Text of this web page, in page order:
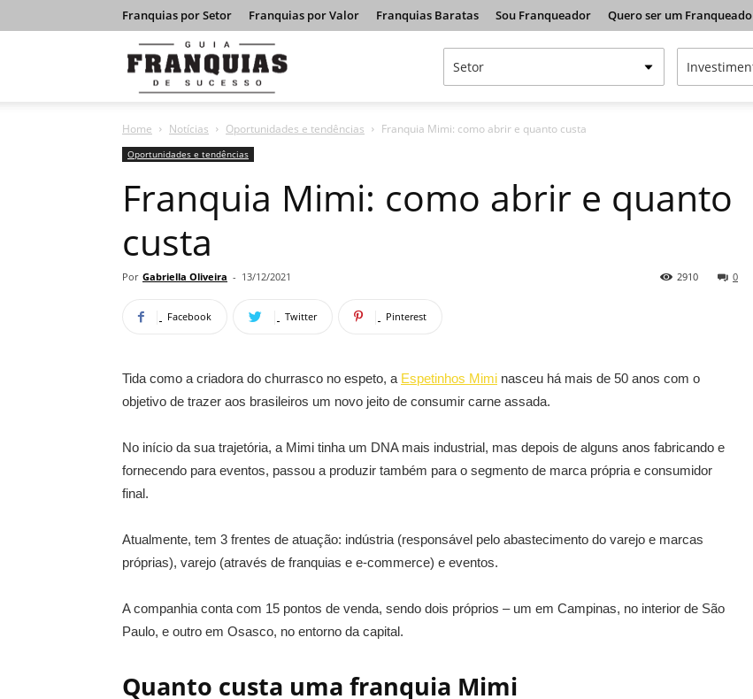
Franquias por Setor Franquias por Valor Franquias Baratas Sou Franqueador Quero ser um Franqueado
Franquias
de
Home Notícias Oportunidades e tendências Franquia Mimi: como abrir e quanto custa
Oportunidades e tendências
Franquia Mimi: como abrir e quanto
custa
Por Gabriella Oliveira - 13/12/2021 0
2910
Facebook Twitter Pinterest
Tida como a criadora do churrasco no espeto, a Espetinhos Mimi nasceu há mais de 50 anos com o
objetivo de trazer aos brasileiros um novo jeito de consumir carne assada.
No início da sua trajetória, a Mimi tinha um DNA mais industrial, mas depois de alguns anos fabricando e
fornecendo para eventos, passou a produzir também para o segmento de marca própria e consumidor
final.
Atualmente, tem 3 frentes de atuação: indústria (responsável pelo abastecimento do varejo e marcas
próprias), varejo (através de franquias e e-commerce) e eventos.
A companhia conta com 15 pontos de venda, sendo dois próprios – um em Campinas, no interior de São
Paulo, e outro em Osasco, no entorno da capital.
Quanto custa uma franquia Mimi